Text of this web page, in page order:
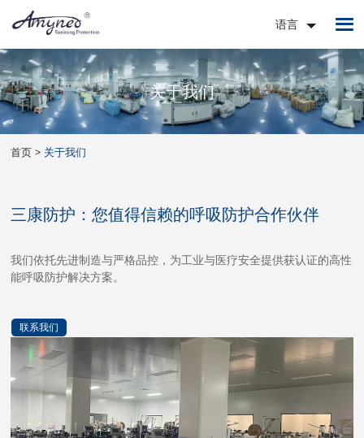
语言
关于我们
首页 关于我们
三康防护：您值得信赖的呼吸防护合作伙伴
我们依托先进制造与严格品控，为工业与医疗安全提供获认证的高性
能呼吸防护解决方案。
联系我们